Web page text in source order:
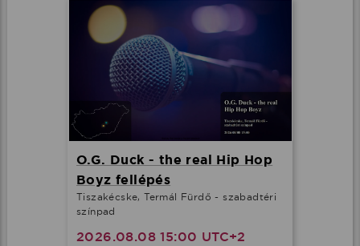
O.G. Duck - the real Hip Hop
Boyz fellépés
Tiszakécske, Termál Fürdő - szabadtéri
színpad
2026.08.08 15:00 UTC+2